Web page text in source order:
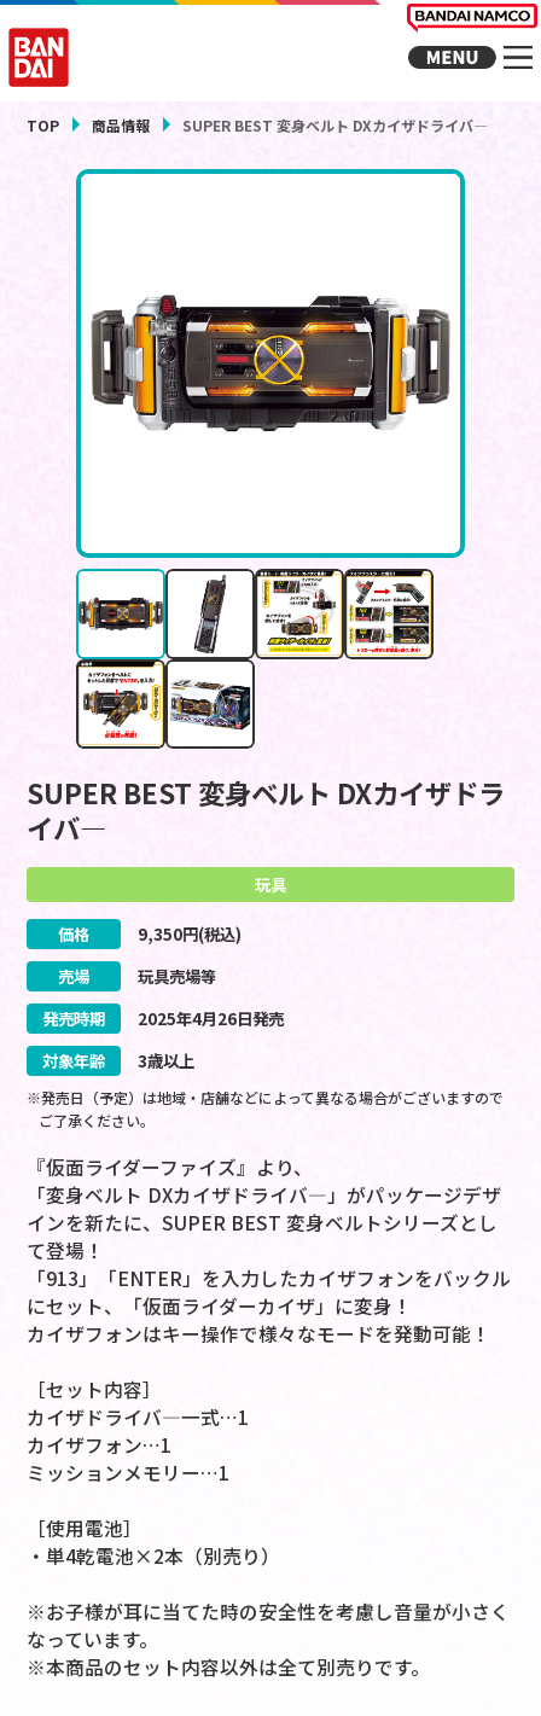
TOP 商品情報 SUPER BEST 変身ベルト DXカイザドライバ―
SUPER BEST 変身ベルト DXカイザドラ
イバ―
玩具
価格 9,350円(税込)
売場
玩具売場等
発売時期
2025年4月26日発売
対象年齢
3歳以上
※発売日（予定）は地域・店舗などによって異なる場合がございますので
ご了承ください。
『仮面ライダーファイズ』より、
「変身ベルト DXカイザドライバ―」がパッケージデザ
インを新たに、SUPER BEST 変身ベルトシリーズとし
て登場！
「913」「ENTER」を入力したカイザフォンをバックル
にセット、「仮面ライダーカイザ」に変身！
カイザフォンはキー操作で様々なモードを発動可能！
［セット内容］
カイザドライバ―一式…1
カイザフォン…1
ミッションメモリー…1
［使用電池］
・単4乾電池×2本（別売り）
※お子様が耳に当てた時の安全性を考慮し音量が小さく
なっています。
※本商品のセット内容以外は全て別売りです。